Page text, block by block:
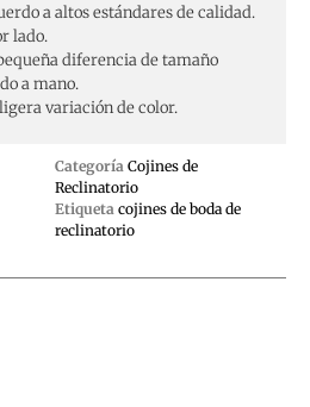
a altos estándares de calidad.
lado.
diferencia de tamaño
a mano.
variación de color.
Categoría Cojines de
Reclinatorio
Etiqueta cojines de boda de
reclinatorio